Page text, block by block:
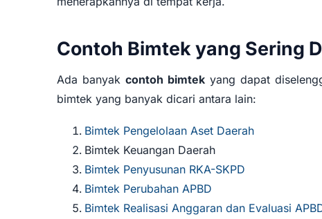
Contoh Bimtek yang Sering
Ada banyak contoh bimtek yang dapat
bimtek yang banyak dicari antara lain:
Bimtek Pengelolaan Aset Daerah
Bimtek Keuangan Daerah
Bimtek Penyusunan RKA-SKPD
Bimtek Perubahan APBD
Bimtek Realisasi Anggaran dan Evaluasi